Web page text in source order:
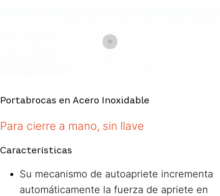
Portabrocas en Acero Inoxidable
Para cierre a mano, sin llave
Características
Su mecanismo de autoapriete incrementa
automáticamente la fuerza de apriete en